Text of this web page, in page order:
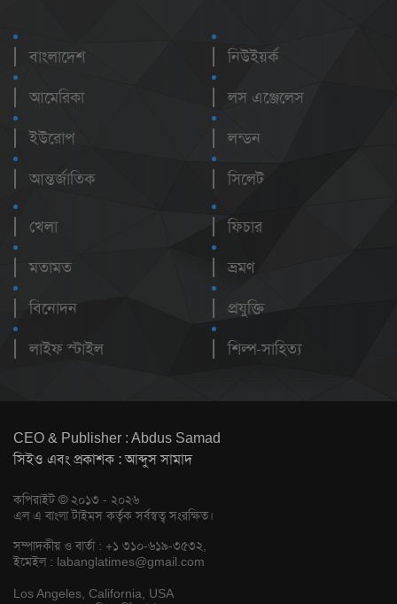
বাংলাদেশ
আমেরিকা
ইউরোপ
আন্তর্জাতিক
নিউইয়র্ক
লস এঞ্জেলেস
লন্ডন
সিলেট
খেলা
মতামত
বিনোদন
লাইফ স্টাইল
ফিচার
ভ্রমণ
প্রযুক্তি
শিল্প-সাহিত্য
CEO & Publisher : Abdus Samad
সিইও এবং প্রকাশক : আব্দুস সামাদ
কপিরাইট © ২০১৩ - ২০২৬
এল এ বাংলা টাইমস কর্তৃক সর্বস্বত্ব সংরক্ষিত।
সম্পাদকীয় ও বার্তা : +১ ৩১০-৬১৯-৩৫৩২,
ইমেইল : labanglatimes@gmail.com
Los Angeles, California, USA